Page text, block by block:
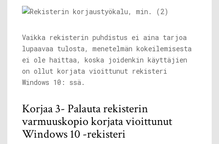
Vaikka rekisterin puhdistus ei aina tarjoa
lupaavaa tulosta, menetelmän kokeilemisesta
ei ole haittaa, koska joidenkin käyttäjien
on ollut korjata vioittunut rekisteri
Windows 10: ssä.
Korjaa 3- Palauta rekisterin
varmuuskopio korjata vioittunut
Windows 10 -rekisteri